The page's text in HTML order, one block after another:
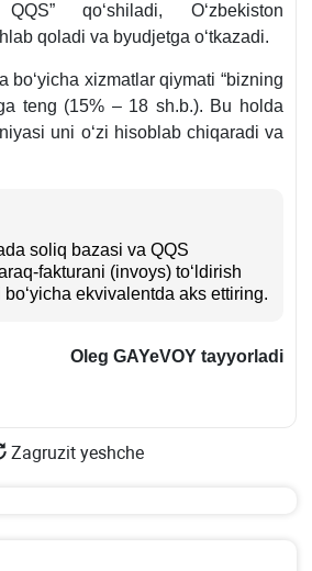
qoʻshiladi, Oʻzbekiston
qoladi va byudjetga oʻtkazadi.
boʻyicha хizmatlar qiymati “bizning
teng (15% – 18 sh.b.). Bu holda
uni oʻzi hisoblab chiqaradi va
soliq bazasi va QQS
fakturani (invoys) toʻldirish
ekvivalentda aks ettiring.
Oleg GAYeVOY tayyorladi
Zagruzit yeshche